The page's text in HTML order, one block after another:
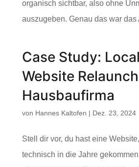
organisch sichtbar, also ohne
auszugeben. Genau das war das
Case Study:
Website
Hausbaufirma
von Hannes Kaltofen | Dez. 23, 2024
Stell dir vor, du hast eine
technisch in die Jahre